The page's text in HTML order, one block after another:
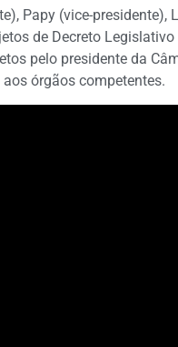
Papy (vice-presidente),
de Decreto
pelo presidente da
órgãos competentes.